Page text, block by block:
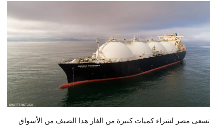
رياضة
فيديو
حياة
تسعى مصر لشراء كميات كبيرة من الغاز هذا الصيف من الأسواق